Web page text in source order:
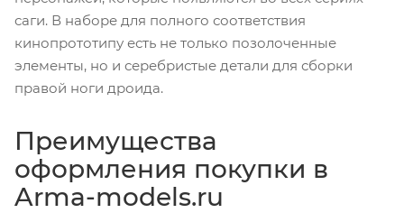
саги. В наборе для полного соответствия
кинопрототипу есть не только позолоченные
элементы, но и серебристые детали для сборки
правой ноги дроида.
Преимущества
оформления покупки в
Arma-models.ru